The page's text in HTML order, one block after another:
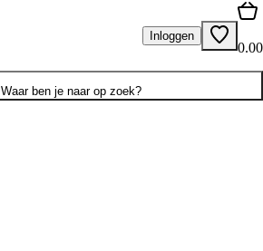
Inloggen
0.00
Waar ben je naar op zoek?